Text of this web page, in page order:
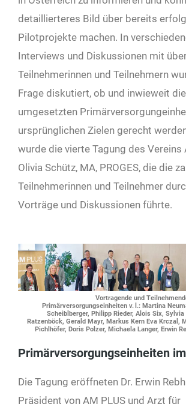
detaillierteres Bild über bereits
Pilotprojekte machen. In
Interviews und Diskussionen mit
Teilnehmerinnen und Teilnehmern
Frage diskutiert, ob und inwieweit
umgesetzten
ursprünglichen Zielen gerecht
wurde die vierte Tagung des Vereins
Olivia Schütz, MA, PROGES, die die
Teilnehmerinnen und Teil­nehmer
Vorträge und Diskussionen führte.
Vortragende und
Primärversorgungseinheiten v. l.: Martina
Scheiblberger, Philipp Rieder, Alois Six,
Ratzenböck, Gerald Mayr, Markus Kern Eva Krczal,
Pichlhöfer, Doris Polzer, Michaela Langer, Erwin
Primärversorgungseinheiten
Die Tagung eröffneten Dr. Erwin
Präsident von AM PLUS und Arzt für